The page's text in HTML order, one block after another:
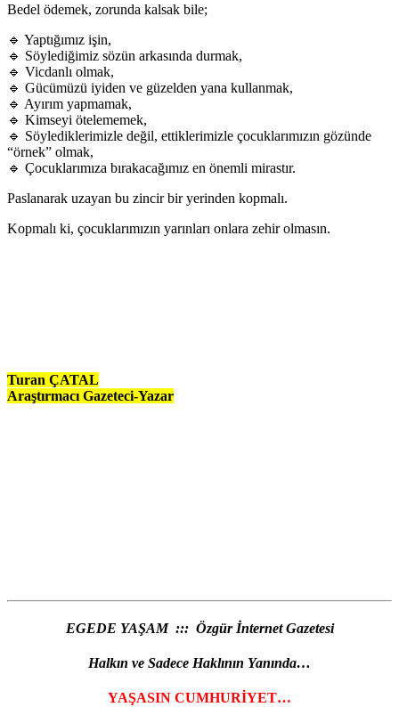
Bedel ödemek, zorunda kalsak bile;
🔹 Yaptığımız işin,
🔹 Söylediğimiz sözün arkasında durmak,
🔹 Vicdanlı olmak,
🔹 Gücümüzü iyiden ve güzelden yana kullanmak,
🔹 Ayırım yapmamak,
🔹 Kimseyi ötelememek,
🔹 Söylediklerimizle değil, ettiklerimizle çocuklarımızın gözünde
“örnek” olmak,
🔹 Çocuklarımıza bırakacağımız en önemli mirastır.
Paslanarak uzayan bu zincir bir yerinden kopmalı.
Kopmalı ki, çocuklarımızın yarınları onlara zehir olmasın.
Turan ÇATAL
Araştırmacı Gazeteci-Yazar
EGEDE YAŞAM ::: Özgür İnternet Gazetesi
Halkın ve Sadece Haklının Yanında…
YAŞASIN CUMHURİYET…